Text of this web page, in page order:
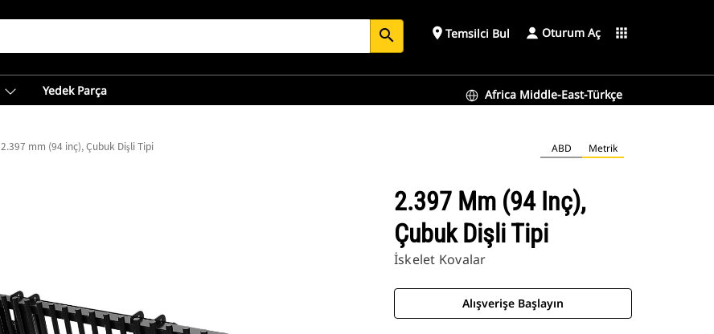
search place Temsilci Bul Oturum Aç apps
Yedek Parça Africa Middle-East-Türkçe
2.397 mm (94 inç), Çubuk Dişli Tipi ABD Metrik
2.397 Mm (94 Inç),
Çubuk Dişli Tipi
İskelet Kovalar
Alışverişe Başlayın